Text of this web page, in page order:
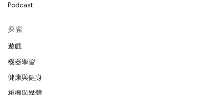
Podcast
探索
遊戲
機器學習
健康與健身
相機與媒體